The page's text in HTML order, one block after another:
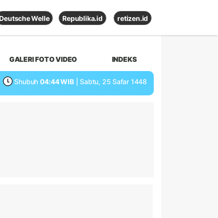
Deutsche Welle Republika.id retizen.id
GALERI FOTO VIDEO INDEKS
Shubuh 04:44 WIB | Sabtu, 25 Safar 1448